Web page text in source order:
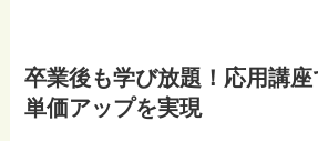
卒業後も学び放題！応用講
単価アップを実現